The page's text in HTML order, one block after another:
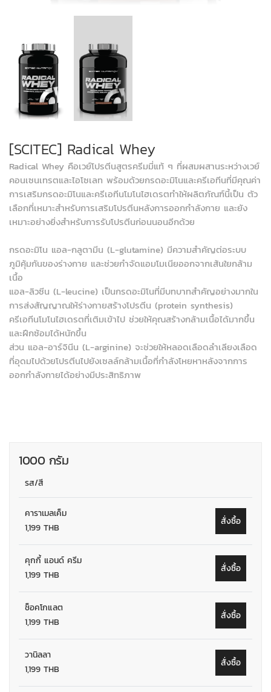
[SCITEC] Radical Whey
Radical Whey คือเวย์โปรตีนสูตรครีมมี่แท้ ๆ ที่ผสมผสานระหว่างเวย์
คอนเซนเทรตและไอโซเลท พร้อมด้วยกรดอะมิโนและครีเอทีนที่มีคุณค่า
การเสริมกรดอะมิโนและครีเอทีนโมโนไฮเดรตทำให้ผลิตภัณฑ์นี้เป็น ตัว
เลือกที่เหมาะสำหรับการเสริมโปรตีนหลังการออกกำลังกาย และยัง
เหมาะอย่างยิ่งสำหรับการรับโปรตีนก่อนนอนอีกด้วย
กรดอะมิโน แอล-กลูตามีน (L-glutamine) มีความสำคัญต่อระบบ
ภูมิคุ้มกันของร่างกาย และช่วยกำจัดแอมโมเนียออกจากเส้นใยกล้าม
เนื้อ
แอล-ลิวซีน (L-leucine) เป็นกรดอะมิโนที่มีบทบาทสำคัญอย่างมากใน
การส่งสัญญาณให้ร่างกายสร้างโปรตีน (protein synthesis)
ครีเอทีนโมโนไฮเดรตที่เติมเข้าไป ช่วยให้คุณสร้างกล้ามเนื้อได้มากขึ้น
และฝึกซ้อมได้หนักขึ้น
ส่วน แอล-อาร์จินีน (L-arginine) จะช่วยให้หลอดเลือดลำเลียงเลือด
ที่อุดมไปด้วยโปรตีนไปยังเซลล์กล้ามเนื้อที่กำลังโหยหาหลังจากการ
ออกกำลังกายได้อย่างมีประสิทธิภาพ
1000 กรัม
รส/สี
คาราเมลเค็ม
1,199 THB
สั่งซื้อ
คุกกี้ แอนด์ ครีม
1,199 THB
สั่งซื้อ
ช็อคโกแลต
1,199 THB
สั่งซื้อ
วานิลลา
1,199 THB
สั่งซื้อ